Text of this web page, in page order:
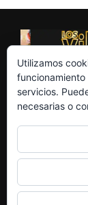
Sitges.
Utilizamos
servicios.
necesarias o